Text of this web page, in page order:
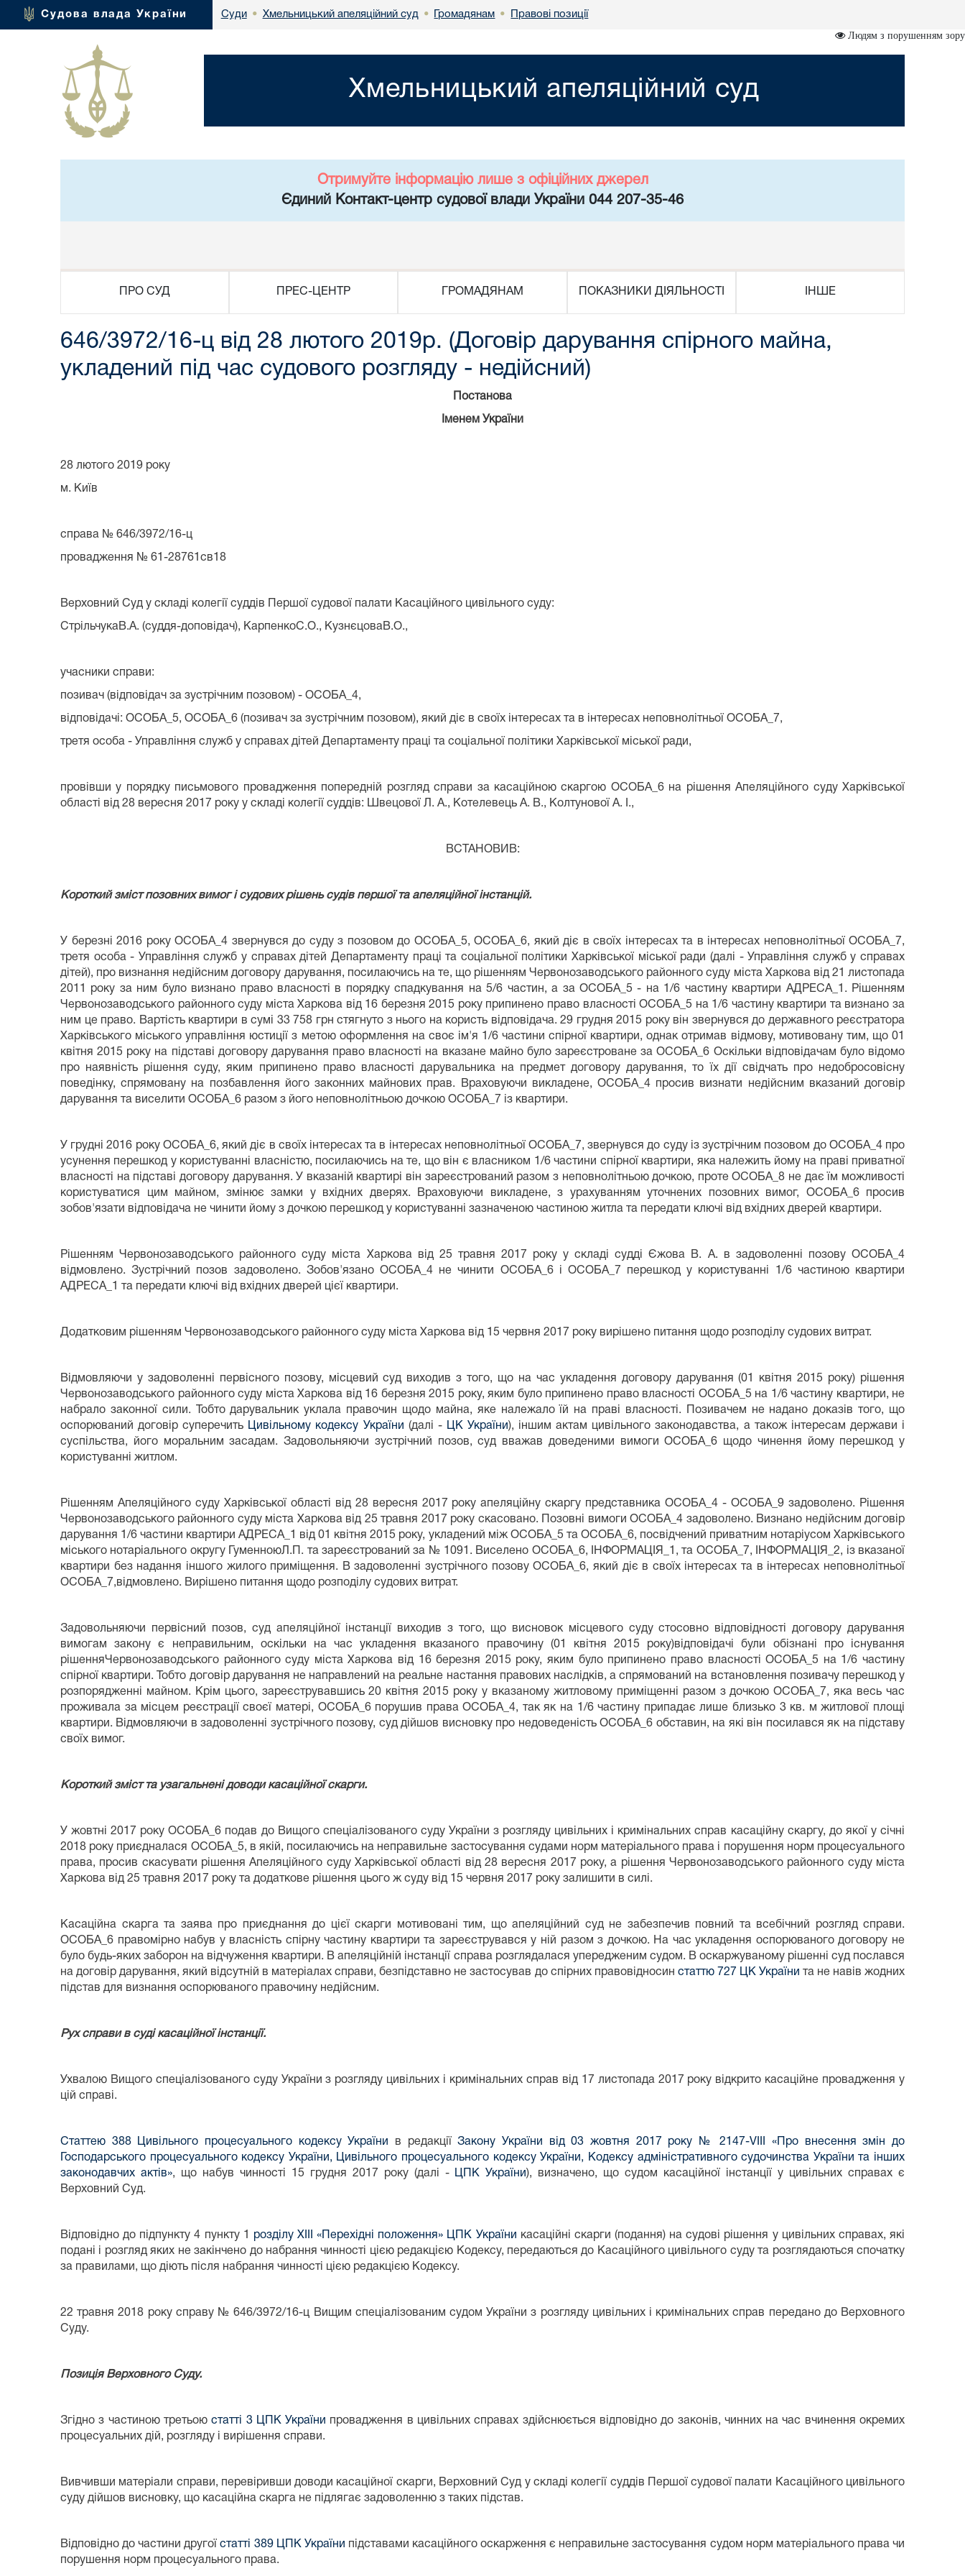
Судова влада України Суди • Хмельницький апеляційний суд • Громадянам • Правові позиції
Людям з порушенням зору
Хмельницький апеляційний суд
Отримуйте інформацію лише з офіційних джерел
Єдиний Контакт-центр судової влади України 044 207-35-46
ПРО СУД ПРЕС-ЦЕНТР ГРОМАДЯНАМ ПОКАЗНИКИ ДІЯЛЬНОСТІ ІНШЕ
646/3972/16-ц від 28 лютого 2019р. (Договір дарування спірного майна,
укладений під час судового розгляду - недійсний)
Постанова
Іменем України
28 лютого 2019 року
м. Київ
справа № 646/3972/16-ц
провадження № 61-28761св18
Верховний Суд у складі колегії суддів Першої судової палати Касаційного цивільного суду:
СтрільчукаВ.А. (суддя-доповідач), КарпенкоС.О., КузнєцоваВ.О.,
учасники справи:
позивач (відповідач за зустрічним позовом) - ОСОБА_4,
відповідачі: ОСОБА_5, ОСОБА_6 (позивач за зустрічним позовом), який діє в своїх інтересах та в інтересах неповнолітньої ОСОБА_7,
третя особа - Управління служб у справах дітей Департаменту праці та соціальної політики Харківської міської ради,
провівши у порядку письмового провадження попередній розгляд справи за касаційною скаргою ОСОБА_6 на рішення Апеляційного суду Харківської
області від 28 вересня 2017 року у складі колегії суддів: Швецової Л. А., Котелевець А. В., Колтунової А. І.,
ВСТАНОВИВ:
Короткий зміст позовних вимог і судових рішень судів першої та апеляційної інстанцій.
У березні 2016 року ОСОБА_4 звернувся до суду з позовом до ОСОБА_5, ОСОБА_6, який діє в своїх інтересах та в інтересах неповнолітньої ОСОБА_7,
третя особа - Управління служб у справах дітей Департаменту праці та соціальної політики Харківської міської ради (далі - Управління служб у справах
дітей), про визнання недійсним договору дарування, посилаючись на те, що рішенням Червонозаводського районного суду міста Харкова від 21 листопада
2011 року за ним було визнано право власності в порядку спадкування на 5/6 частин, а за ОСОБА_5 - на 1/6 частину квартири АДРЕСА_1. Рішенням
Червонозаводського районного суду міста Харкова від 16 березня 2015 року припинено право власності ОСОБА_5 на 1/6 частину квартири та визнано за
ним це право. Вартість квартири в сумі 33 758 грн стягнуто з нього на користь відповідача. 29 грудня 2015 року він звернувся до державного реєстратора
Харківського міського управління юстиції з метою оформлення на своє ім'я 1/6 частини спірної квартири, однак отримав відмову, мотивовану тим, що 01
квітня 2015 року на підставі договору дарування право власності на вказане майно було зареєстроване за ОСОБА_6 Оскільки відповідачам було відомо
про наявність рішення суду, яким припинено право власності дарувальника на предмет договору дарування, то їх дії свідчать про недобросовісну
поведінку, спрямовану на позбавлення його законних майнових прав. Враховуючи викладене, ОСОБА_4 просив визнати недійсним вказаний договір
дарування та виселити ОСОБА_6 разом з його неповнолітньою дочкою ОСОБА_7 із квартири.
У грудні 2016 року ОСОБА_6, який діє в своїх інтересах та в інтересах неповнолітньої ОСОБА_7, звернувся до суду із зустрічним позовом до ОСОБА_4 про
усунення перешкод у користуванні власністю, посилаючись на те, що він є власником 1/6 частини спірної квартири, яка належить йому на праві приватної
власності на підставі договору дарування. У вказаній квартирі він зареєстрований разом з неповнолітньою дочкою, проте ОСОБА_8 не дає їм можливості
користуватися цим майном, змінює замки у вхідних дверях. Враховуючи викладене, з урахуванням уточнених позовних вимог, ОСОБА_6 просив
зобов'язати відповідача не чинити йому з дочкою перешкод у користуванні зазначеною частиною житла та передати ключі від вхідних дверей квартири.
Рішенням Червонозаводського районного суду міста Харкова від 25 травня 2017 року у складі судді Єжова В. А. в задоволенні позову ОСОБА_4
відмовлено. Зустрічний позов задоволено. Зобов'язано ОСОБА_4 не чинити ОСОБА_6 і ОСОБА_7 перешкод у користуванні 1/6 частиною квартири
АДРЕСА_1 та передати ключі від вхідних дверей цієї квартири.
Додатковим рішенням Червонозаводського районного суду міста Харкова від 15 червня 2017 року вирішено питання щодо розподілу судових витрат.
Відмовляючи у задоволенні первісного позову, місцевий суд виходив з того, що на час укладення договору дарування (01 квітня 2015 року) рішення
Червонозаводського районного суду міста Харкова від 16 березня 2015 року, яким було припинено право власності ОСОБА_5 на 1/6 частину квартири, не
набрало законної сили. Тобто дарувальник уклала правочин щодо майна, яке належало їй на праві власності. Позивачем не надано доказів того, що
оспорюваний договір суперечить Цивільному кодексу України (далі - ЦК України), іншим актам цивільного законодавства, а також інтересам держави і
суспільства, його моральним засадам. Задовольняючи зустрічний позов, суд вважав доведеними вимоги ОСОБА_6 щодо чинення йому перешкод у
користуванні житлом.
Рішенням Апеляційного суду Харківської області від 28 вересня 2017 року апеляційну скаргу представника ОСОБА_4 - ОСОБА_9 задоволено. Рішення
Червонозаводського районного суду міста Харкова від 25 травня 2017 року скасовано. Позовні вимоги ОСОБА_4 задоволено. Визнано недійсним договір
дарування 1/6 частини квартири АДРЕСА_1 від 01 квітня 2015 року, укладений між ОСОБА_5 та ОСОБА_6, посвідчений приватним нотаріусом Харківського
міського нотаріального округу ГуменноюЛ.П. та зареєстрований за № 1091. Виселено ОСОБА_6, ІНФОРМАЦІЯ_1, та ОСОБА_7, ІНФОРМАЦІЯ_2, із вказаної
квартири без надання іншого жилого приміщення. В задоволенні зустрічного позову ОСОБА_6, який діє в своїх інтересах та в інтересах неповнолітньої
ОСОБА_7,відмовлено. Вирішено питання щодо розподілу судових витрат.
Задовольняючи первісний позов, суд апеляційної інстанції виходив з того, що висновок місцевого суду стосовно відповідності договору дарування
вимогам закону є неправильним, оскільки на час укладення вказаного правочину (01 квітня 2015 року)відповідачі були обізнані про існування
рішенняЧервонозаводського районного суду міста Харкова від 16 березня 2015 року, яким було припинено право власності ОСОБА_5 на 1/6 частину
спірної квартири. Тобто договір дарування не направлений на реальне настання правових наслідків, а спрямований на встановлення позивачу перешкод у
розпорядженні майном. Крім цього, зареєструвавшись 20 квітня 2015 року у вказаному житловому приміщенні разом з дочкою ОСОБА_7, яка весь час
проживала за місцем реєстрації своєї матері, ОСОБА_6 порушив права ОСОБА_4, так як на 1/6 частину припадає лише близько 3 кв. м житлової площі
квартири. Відмовляючи в задоволенні зустрічного позову, суд дійшов висновку про недоведеність ОСОБА_6 обставин, на які він посилався як на підставу
своїх вимог.
Короткий зміст та узагальнені доводи касаційної скарги.
У жовтні 2017 року ОСОБА_6 подав до Вищого спеціалізованого суду України з розгляду цивільних і кримінальних справ касаційну скаргу, до якої у січні
2018 року приєдналася ОСОБА_5, в якій, посилаючись на неправильне застосування судами норм матеріального права і порушення норм процесуального
права, просив скасувати рішення Апеляційного суду Харківської області від 28 вересня 2017 року, а рішення Червонозаводського районного суду міста
Харкова від 25 травня 2017 року та додаткове рішення цього ж суду від 15 червня 2017 року залишити в силі.
Касаційна скарга та заява про приєднання до цієї скарги мотивовані тим, що апеляційний суд не забезпечив повний та всебічний розгляд справи.
ОСОБА_6 правомірно набув у власність спірну частину квартири та зареєструвався у ній разом з дочкою. На час укладення оспорюваного договору не
було будь-яких заборон на відчуження квартири. В апеляційній інстанції справа розглядалася упередженим судом. В оскаржуваному рішенні суд послався
на договір дарування, який відсутній в матеріалах справи, безпідставно не застосував до спірних правовідносин статтю 727 ЦК України та не навів жодних
підстав для визнання оспорюваного правочину недійсним.
Рух справи в суді касаційної інстанції.
Ухвалою Вищого спеціалізованого суду України з розгляду цивільних і кримінальних справ від 17 листопада 2017 року відкрито касаційне провадження у
цій справі.
Статтею 388 Цивільного процесуального кодексу України в редакціїЗакону України від 03 жовтня 2017 року № 2147-VІІІ «Про внесення змін до
Господарського процесуального кодексу України, Цивільного процесуального кодексу України, Кодексу адміністративного судочинства України та інших
законодавчих актів», що набув чинності 15 грудня 2017 року (далі - ЦПК України), визначено, що судом касаційної інстанції у цивільних справах є
Верховний Суд.
Відповідно до підпункту 4 пункту 1 розділу XIII «Перехідні положення» ЦПК України касаційні скарги (подання) на судові рішення у цивільних справах, які
подані і розгляд яких не закінчено до набрання чинності цією редакцією Кодексу, передаються до Касаційного цивільного суду та розглядаються спочатку
за правилами, що діють після набрання чинності цією редакцією Кодексу.
22 травня 2018 року справу № 646/3972/16-ц Вищим спеціалізованим судом України з розгляду цивільних і кримінальних справ передано до Верховного
Суду.
Позиція Верховного Суду.
Згідно з частиною третьоюстатті 3 ЦПК України провадження в цивільних справах здійснюється відповідно до законів, чинних на час вчинення окремих
процесуальних дій, розгляду і вирішення справи.
Вивчивши матеріали справи, перевіривши доводи касаційної скарги, Верховний Суд у складі колегії суддів Першої судової палати Касаційного цивільного
суду дійшов висновку, що касаційна скарга не підлягає задоволенню з таких підстав.
Відповідно до частини другоїстатті 389 ЦПК України підставами касаційного оскарження є неправильне застосування судом норм матеріального права чи
порушення норм процесуального права.